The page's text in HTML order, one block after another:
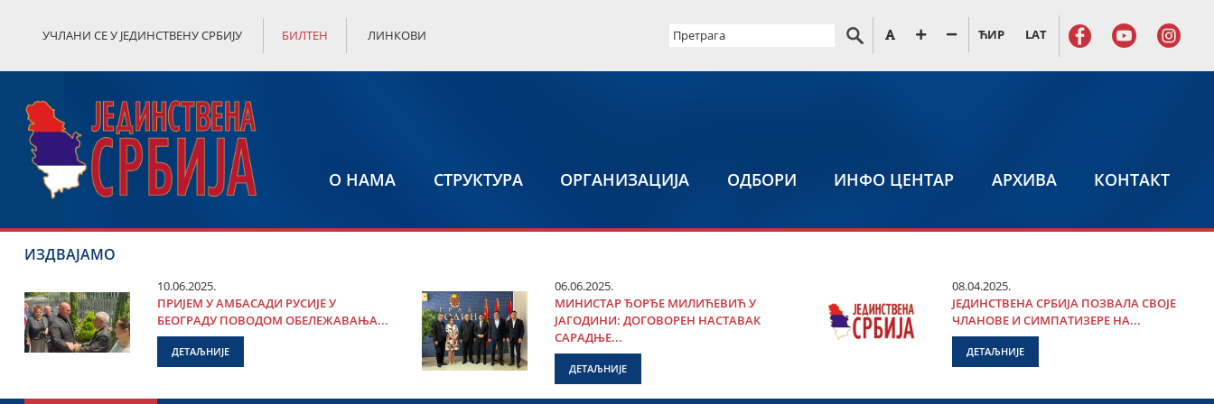
УЧЛАНИ СЕ У ЈЕДИНСТВЕНУ СРБИЈУ БИЛТЕН ЛИНКОВИ ЋИР LAT
О НАМА СТРУКТУРА ОРГАНИЗАЦИЈА ОДБОРИ ИНФО ЦЕНТАР АРХИВА КОНТАКТ
ИЗДВАЈАМО
10.06.2025.
ПРИЈЕМ У АМБАСАДИ РУСИЈЕ У
БЕОГРАДУ ПОВОДОМ ОБЕЛЕЖАВАЊА...
ДЕТАЉНИЈЕ
06.06.2025.
МИНИСТАР ЂОРЂЕ МИЛИЋЕВИЋ У
ЈАГОДИНИ: ДОГОВОРЕН НАСТАВАК
САРАДЊЕ...
ДЕТАЉНИЈЕ
08.04.2025.
ЈЕДИНСТВЕНА СРБИЈА ПОЗВАЛА СВОЈЕ
ЧЛАНОВЕ И СИМПАТИЗЕРЕ НА...
ДЕТАЉНИЈЕ